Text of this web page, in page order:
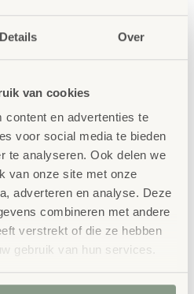
Details Over
van cookies
content en advertenties te
voor social media te bieden
te analyseren. Ook delen we
van onze site met onze
adverteren en analyse. Deze
combineren met andere
verstrekt of die ze hebben
gebruik van hun services.
Roze